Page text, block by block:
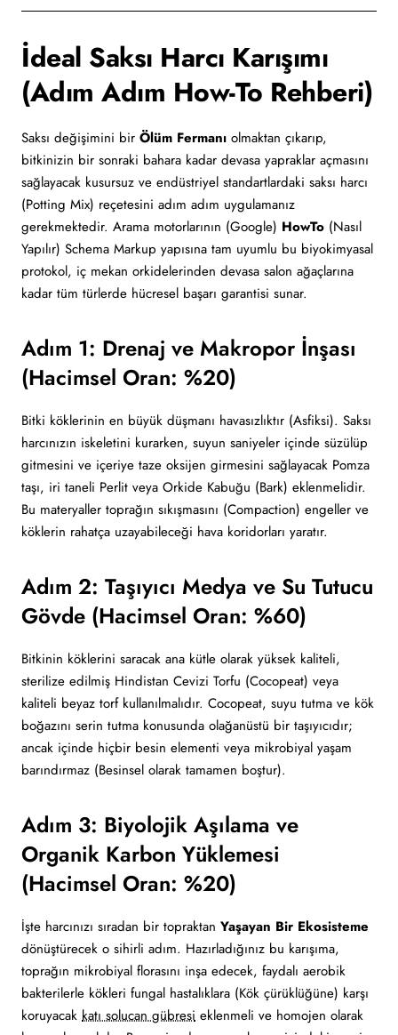
İdeal Saksı Harcı Karışımı
(Adım Adım How-To Rehberi)
Saksı değişimini bir Ölüm Fermanı olmaktan çıkarıp,
bitkinizin bir sonraki bahara kadar devasa yapraklar açmasını
sağlayacak kusursuz ve endüstriyel standartlardaki saksı harcı
(Potting Mix) reçetesini adım adım uygulamanız
gerekmektedir. Arama motorlarının (Google) HowTo (Nasıl
Yapılır) Schema Markup yapısına tam uyumlu bu biyokimyasal
protokol, iç mekan orkidelerinden devasa salon ağaçlarına
kadar tüm türlerde hücresel başarı garantisi sunar.
Adım 1: Drenaj ve Makropor İnşası
(Hacimsel Oran: %20)
Bitki köklerinin en büyük düşmanı havasızlıktır (Asfiksi). Saksı
harcınızın iskeletini kurarken, suyun saniyeler içinde süzülüp
gitmesini ve içeriye taze oksijen girmesini sağlayacak Pomza
taşı, iri taneli Perlit veya Orkide Kabuğu (Bark) eklenmelidir.
Bu materyaller toprağın sıkışmasını (Compaction) engeller ve
köklerin rahatça uzayabileceği hava koridorları yaratır.
Adım 2: Taşıyıcı Medya ve Su Tutucu
Gövde (Hacimsel Oran: %60)
Bitkinin köklerini saracak ana kütle olarak yüksek kaliteli,
sterilize edilmiş Hindistan Cevizi Torfu (Cocopeat) veya
kaliteli beyaz torf kullanılmalıdır. Cocopeat, suyu tutma ve kök
boğazını serin tutma konusunda olağanüstü bir taşıyıcıdır;
ancak içinde hiçbir besin elementi veya mikrobiyal yaşam
barındırmaz (Besinsel olarak tamamen boştur).
Adım 3: Biyolojik Aşılama ve
Organik Karbon Yüklemesi
(Hacimsel Oran: %20)
İşte harcınızı sıradan bir topraktan Yaşayan Bir Ekosisteme
dönüştürecek o sihirli adım. Hazırladığınız bu karışıma,
toprağın mikrobiyal florasını inşa edecek, faydalı aerobik
bakterilerle kökleri fungal hastalıklara (Kök çürüklüğüne) karşı
koruyacak katı solucan gübresi eklenmeli ve homojen olarak